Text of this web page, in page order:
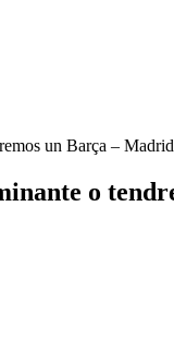
un Barça –
o